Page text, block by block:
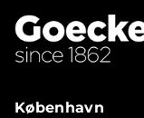
København